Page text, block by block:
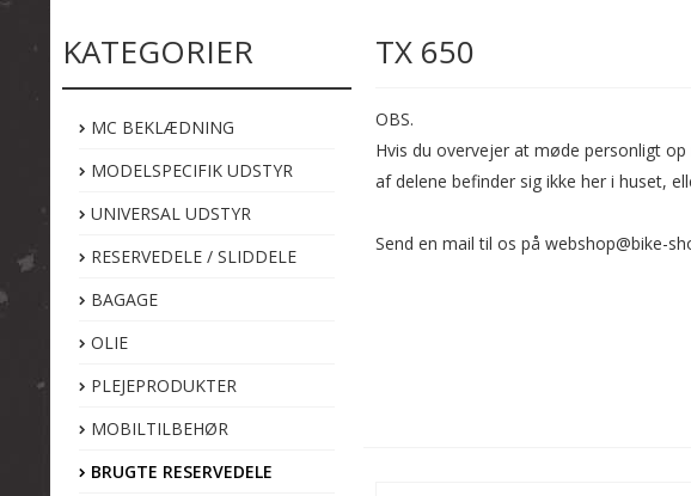
KATEGORIER
MC BEKLÆDNING
MODELSPECIFIK UDSTYR
UNIVERSAL UDSTYR
RESERVEDELE / SLIDDELE
BAGAGE
OLIE
PLEJEPRODUKTER
MOBILTILBEHØR
BRUGTE RESERVEDELE
TX 650
OBS.
Hvis du overvejer at møde personligt
af delene befinder sig ikke her i huset,
Send en mail til os på webshop@bike-